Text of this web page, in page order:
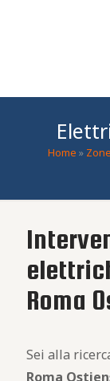
Home »
Roma
Sei alla
Roma